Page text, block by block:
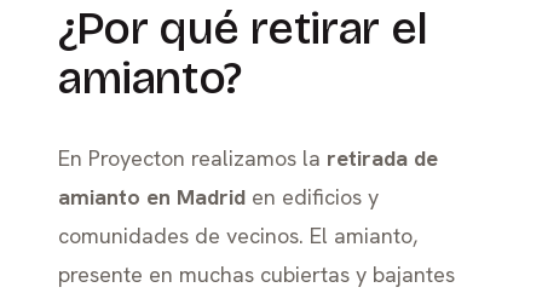
¿Por qué retirar el
amianto?
En Proyecton realizamos la retirada de
amianto en Madrid en edificios y
comunidades de vecinos. El amianto,
presente en muchas cubiertas y bajantes